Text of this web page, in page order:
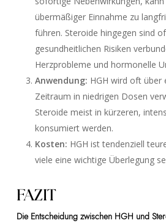
übermäßiger Einnahme zu
führen. Steroide hingegen sind
gesundheitlichen Risiken
Herzprobleme und hormonelle
Anwendung: HGH wird oft über
Zeitraum in niedrigen Dosen
Steroide meist in kürzeren,
konsumiert werden.
Kosten: HGH ist tendenziell
viele eine wichtige Überlegung
FAZIT
Die Entscheidung zwischen HGH und